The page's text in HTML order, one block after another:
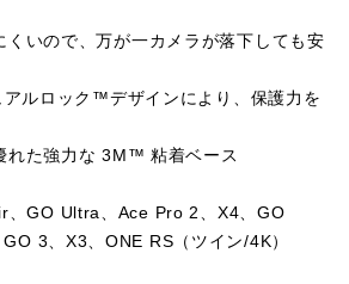
くいので、万が一カメラが落下しても安
ルロック™デザインにより、保護力を
れた強力な 3M™ 粘着ベース
、GO Ultra、Ace Pro 2、X4、GO
3、X3、ONE RS（ツイン/4K）